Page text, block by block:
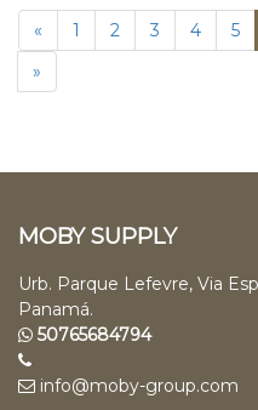
« 1 2 3 4 5
»
MOBY SUPPLY
Urb. Parque Lefevre, Via
Panamá.
50765684794
info@moby-group.com